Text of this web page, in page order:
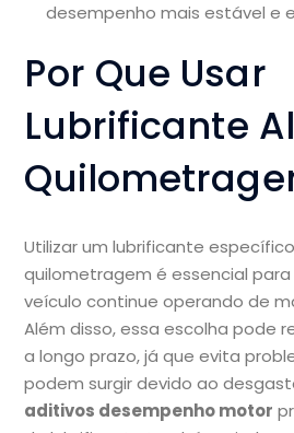
desempenho mais estável e
Por Que Usar
Lubrificante
Utilizar um lubrificante
quilometragem é essencial
veículo continue operando de
Além disso, essa escolha pode
a longo prazo, já que evita
podem surgir devido ao
aditivos desempenho motor